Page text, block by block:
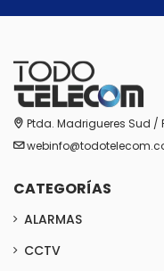
Ptda. Madrigueres Sud /
CATEGORÍAS
ALARMAS
CCTV